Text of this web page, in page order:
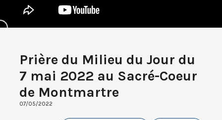
Prière du Milieu du Jour du
7 mai 2022 au Sacré-Coeur
de Montmartre
07/05/2022